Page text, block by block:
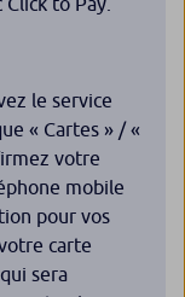
le service
« Cartes » / «
votre
mobile
pour vos
carte
sera